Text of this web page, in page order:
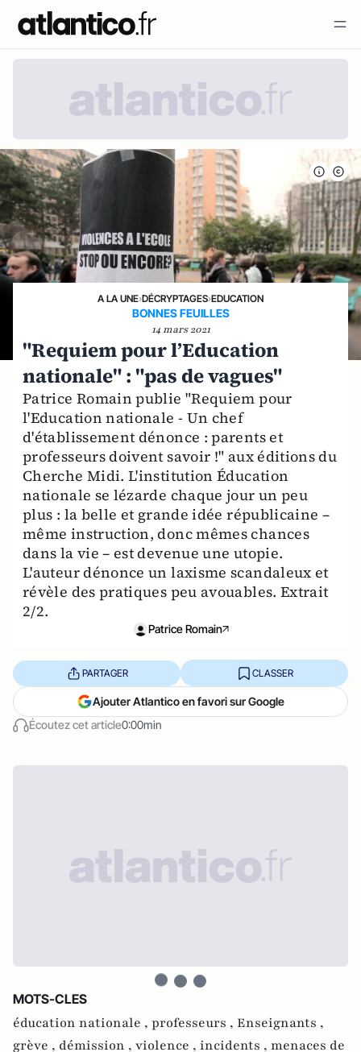
A LA UNE›DÉCRYPTAGES›EDUCATION
BONNES FEUILLES
14 mars 2021
"Requiem pour l’Education
nationale" : "pas de vagues"
Patrice Romain publie "Requiem pour
l'Education nationale - Un chef
d'établissement dénonce : parents et
professeurs doivent savoir !" aux éditions du
Cherche Midi. L'institution Éducation
nationale se lézarde chaque jour un peu
plus : la belle et grande idée républicaine –
même instruction, donc mêmes chances
dans la vie – est devenue une utopie.
L'auteur dénonce un laxisme scandaleux et
révèle des pratiques peu avouables. Extrait
2/2.
Patrice Romain
Écoutez cet article0:00min
PARTAGER CLASSER
Ajouter Atlantico en favori sur Google
MOTS-CLES
éducation nationale , professeurs , Enseignants ,
grève , démission , violence , incidents , menaces de